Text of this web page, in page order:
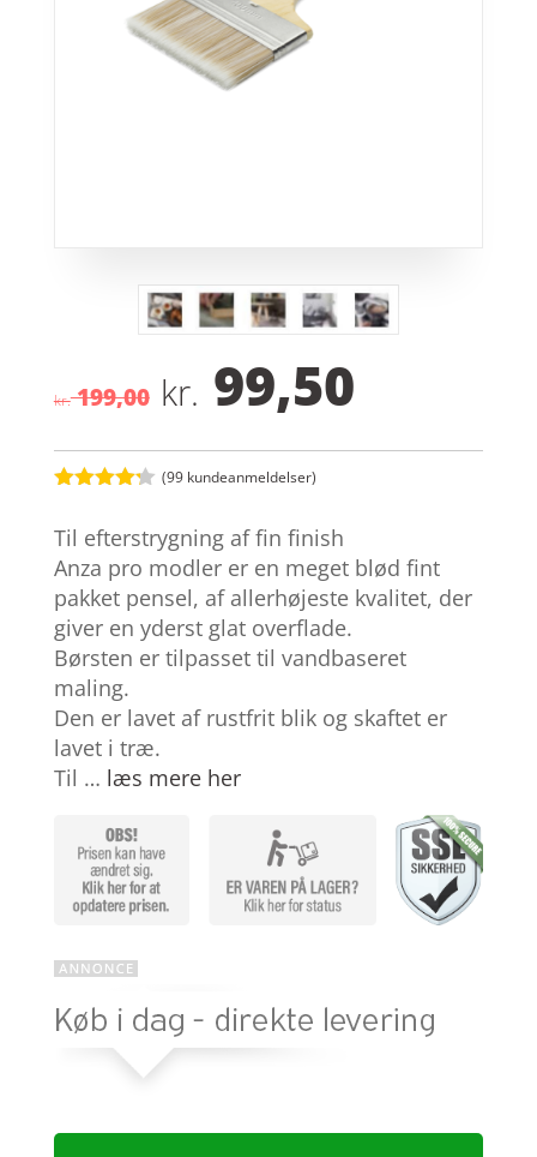
kr.199,00 Den
oprindelige
pris
var:
kr. 199,00.
kr. 99,50Den
pris
er:
ud af 5
baseret
på
kundebedø
mmelser
(99 kundeanmeldelser)
Til efterstrygning af fin finish
Anza pro modler er en meget blød fint
pakket pensel, af allerhøjeste kvalitet, der
giver en yderst glat overflade.
Børsten er tilpasset til vandbaseret
maling.
Den er lavet af rustfrit blik og skaftet er
lavet i træ.
Til … læs mere her